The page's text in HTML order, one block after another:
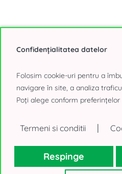
389 - 1.850 mp
Tineretului, Bucuresti
20€/mp, negociabil
Confidențialitatea datelor
Folosim cookie-uri pentru a
navigare în site, a analiza
Poți alege conform preferințelor
Termeni si conditii |
Respinge